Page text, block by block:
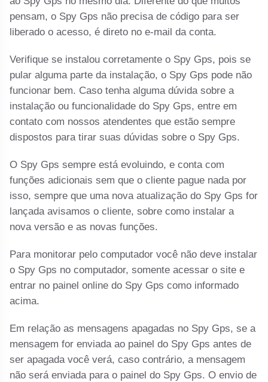
pensam, o Spy Gps não precisa de código para ser
liberado o acesso, é direto no e-mail da conta.
Verifique se instalou corretamente o Spy Gps, pois se
pular alguma parte da instalação, o Spy Gps pode não
funcionar bem. Caso tenha alguma dúvida sobre a
instalação ou funcionalidade do Spy Gps, entre em
contato com nossos atendentes que estão sempre
dispostos para tirar suas dúvidas sobre o Spy Gps.
O Spy Gps sempre está evoluindo, e conta com
funções adicionais sem que o cliente pague nada por
isso, sempre que uma nova atualização do Spy Gps for
lançada avisamos o cliente, sobre como instalar a
nova versão e as novas funções.
Para monitorar pelo computador você não deve instalar
o Spy Gps no computador, somente acessar o site e
entrar no painel online do Spy Gps como informado
acima.
Em relação as mensagens apagadas no Spy Gps, se a
mensagem for enviada ao painel do Spy Gps antes de
ser apagada você verá, caso contrário, a mensagem
não será enviada para o painel do Spy Gps. O envio de